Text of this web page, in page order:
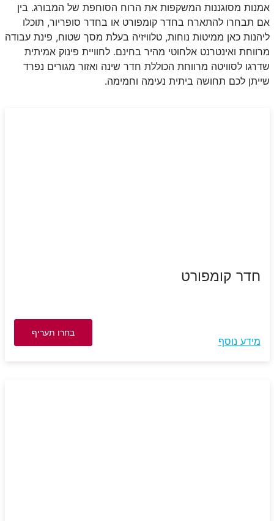
אמנות מסוגננות המשקפות את הרוח הסוחפת של המבורג. בין
אם תבחרו להתארח בחדר קומפורט או בחדר סופריור, תוכלו
ליהנות כאן ממיטות נוחות, טלוויזיה בעלת מסך שטוח, פינת עבודה
מרווחת ואינטרנט אלחוטי מהיר בחינם. לחוויית פינוק אמיתית
שדרגו לסוויטה מרווחת הכוללת חדר שינה ואזור מגורים נפרד
שייתן לכם תחושה ביתית נעימה וחמימה.
חדר קומפורט
מידע נוסף
בחרו תעריף